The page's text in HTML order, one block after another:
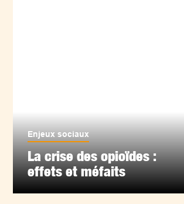
Enjeux sociaux
La crise des opioïdes :
effets et méfaits